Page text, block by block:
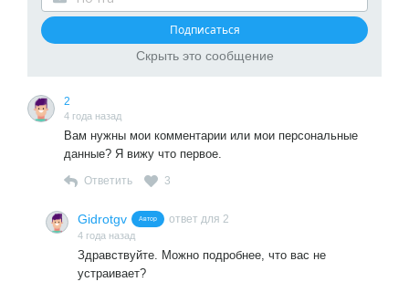
Скрыть это сообщение
2
4 года назад
Вам нужны мои комментарии или мои персональные
данные? Я вижу что первое.
Ответить 3
Gidrotgv Автор ответ для 2
4 года назад
Здравствуйте. Можно подробнее, что вас не
устраивает?